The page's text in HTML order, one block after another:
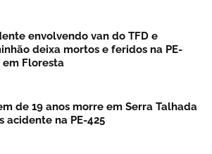
envolvendo van do TFD e
deixa mortos e feridos na PE-
em Floresta
de 19 anos morre em Serra Talhada
acidente na PE-425